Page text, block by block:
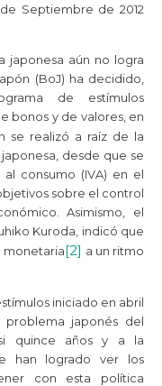
Septiembre de 2012
japonesa aún no logra
(BoJ) ha decidido,
de estímulos
bonos y de valores, en
se realizó a raíz de la
desde que se
consumo (IVA) en el
sobre el control
Asimismo, el
Kuroda, indicó que
monetaria[2] a un ritmo
iniciado en abril
japonés del
quince años y a la
han logrado ver los
con esta política